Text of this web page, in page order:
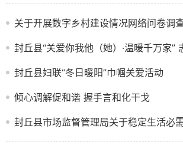
封丘县妇联“冬日暖阳”巾帼关爱活动
倾心调解促和谐 握手言和化干戈